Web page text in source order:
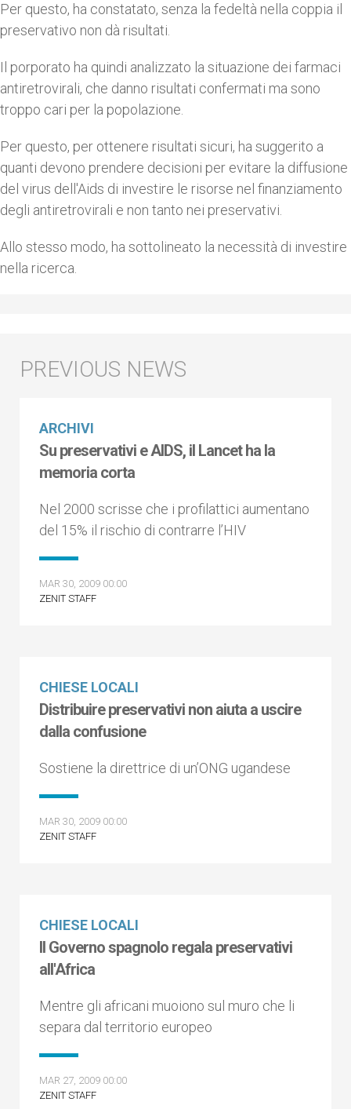
Per questo, ha constatato, senza la fedeltà nella coppia il
preservativo non dà risultati.
Il porporato ha quindi analizzato la situazione dei farmaci
antiretrovirali, che danno risultati confermati ma sono
troppo cari per la popolazione.
Per questo, per ottenere risultati sicuri, ha suggerito a
quanti devono prendere decisioni per evitare la diffusione
del virus dell'Aids di investire le risorse nel finanziamento
degli antiretrovirali e non tanto nei preservativi.
Allo stesso modo, ha sottolineato la necessità di investire
nella ricerca.
ARCHIVI
Su preservativi e AIDS, il Lancet ha la
memoria corta
Nel 2000 scrisse che i profilattici aumentano
del 15% il rischio di contrarre l’HIV
MAR 30, 2009 00:00
ZENIT STAFF
CHIESE LOCALI
Distribuire preservativi non aiuta a uscire
dalla confusione
Sostiene la direttrice di un’ONG ugandese
MAR 30, 2009 00:00
ZENIT STAFF
CHIESE LOCALI
Il Governo spagnolo regala preservativi
all'Africa
Mentre gli africani muoiono sul muro che li
separa dal territorio europeo
MAR 27, 2009 00:00
ZENIT STAFF